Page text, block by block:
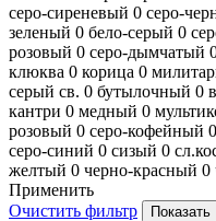
серо-сиреневый 0 серо-
зеленый 0 бело-серый 0
розовый 0 серо-дымчатый
клюква 0 корица 0
серый св. 0 бутылочный 0
кантри 0 медный 0
розовый 0 серо-кофейный 0
серо-синий 0 сизый 0
желтый 0 черно-красный 0
Применить
Очистить фильтр